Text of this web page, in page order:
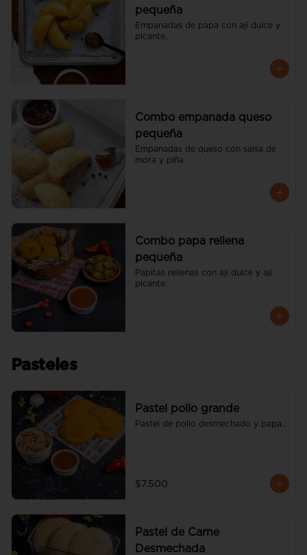
pequeña
Empanadas de papa con ají dulce y
picante.
Combo empanada queso
pequeña
Empanadas de queso con salsa de
mora y piña.
Combo papa rellena
pequeña
Papitas rellenas con ají dulce y ají
picante.
Pasteles
Pastel pollo grande
Pastel de pollo desmechado y papa..
$7.500
Pastel de Carne
Desmechada